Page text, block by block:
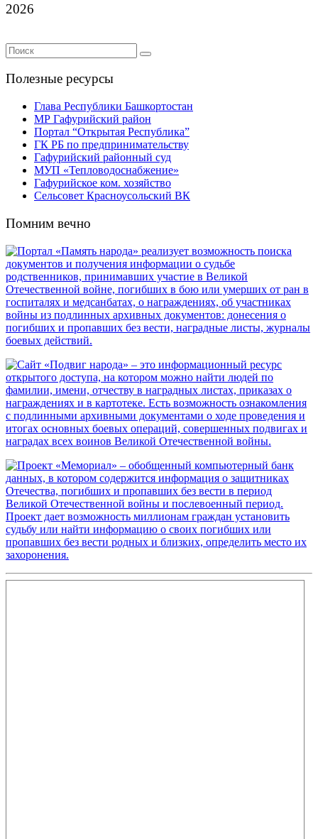
2026
Полезные ресурсы
Глава Республики Башкортостан
МР Гафурийский район
Портал “Открытая Республика”
ГК РБ по предпринимательству
Гафурийский районный суд
МУП «Тепловодоснабжение»
Гафурийское ком. хозяйство
Сельсовет Красноусольский ВК
Помним вечно